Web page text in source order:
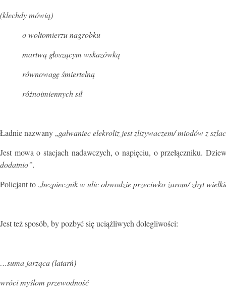
(klechdy mówią)
o woltomierzu nagrobku
martwą głoszącym wskazówką
równowagę śmiertelną
różnoimiennych sił
Ładnie nazwany „galwaniec elekroliz jest zlizywaczem/ miodów z
Jest mowa o stacjach nadawczych, o napięciu, o przełączniku.
dodatnio”.
Policjant to „bezpiecznik w ulic obwodzie przeciwko żarom/ zbyt
Jest też sposób, by pozbyć się uciążliwych dolegliwości:
…suma jarząca (latarń)
wróci myślom przewodność